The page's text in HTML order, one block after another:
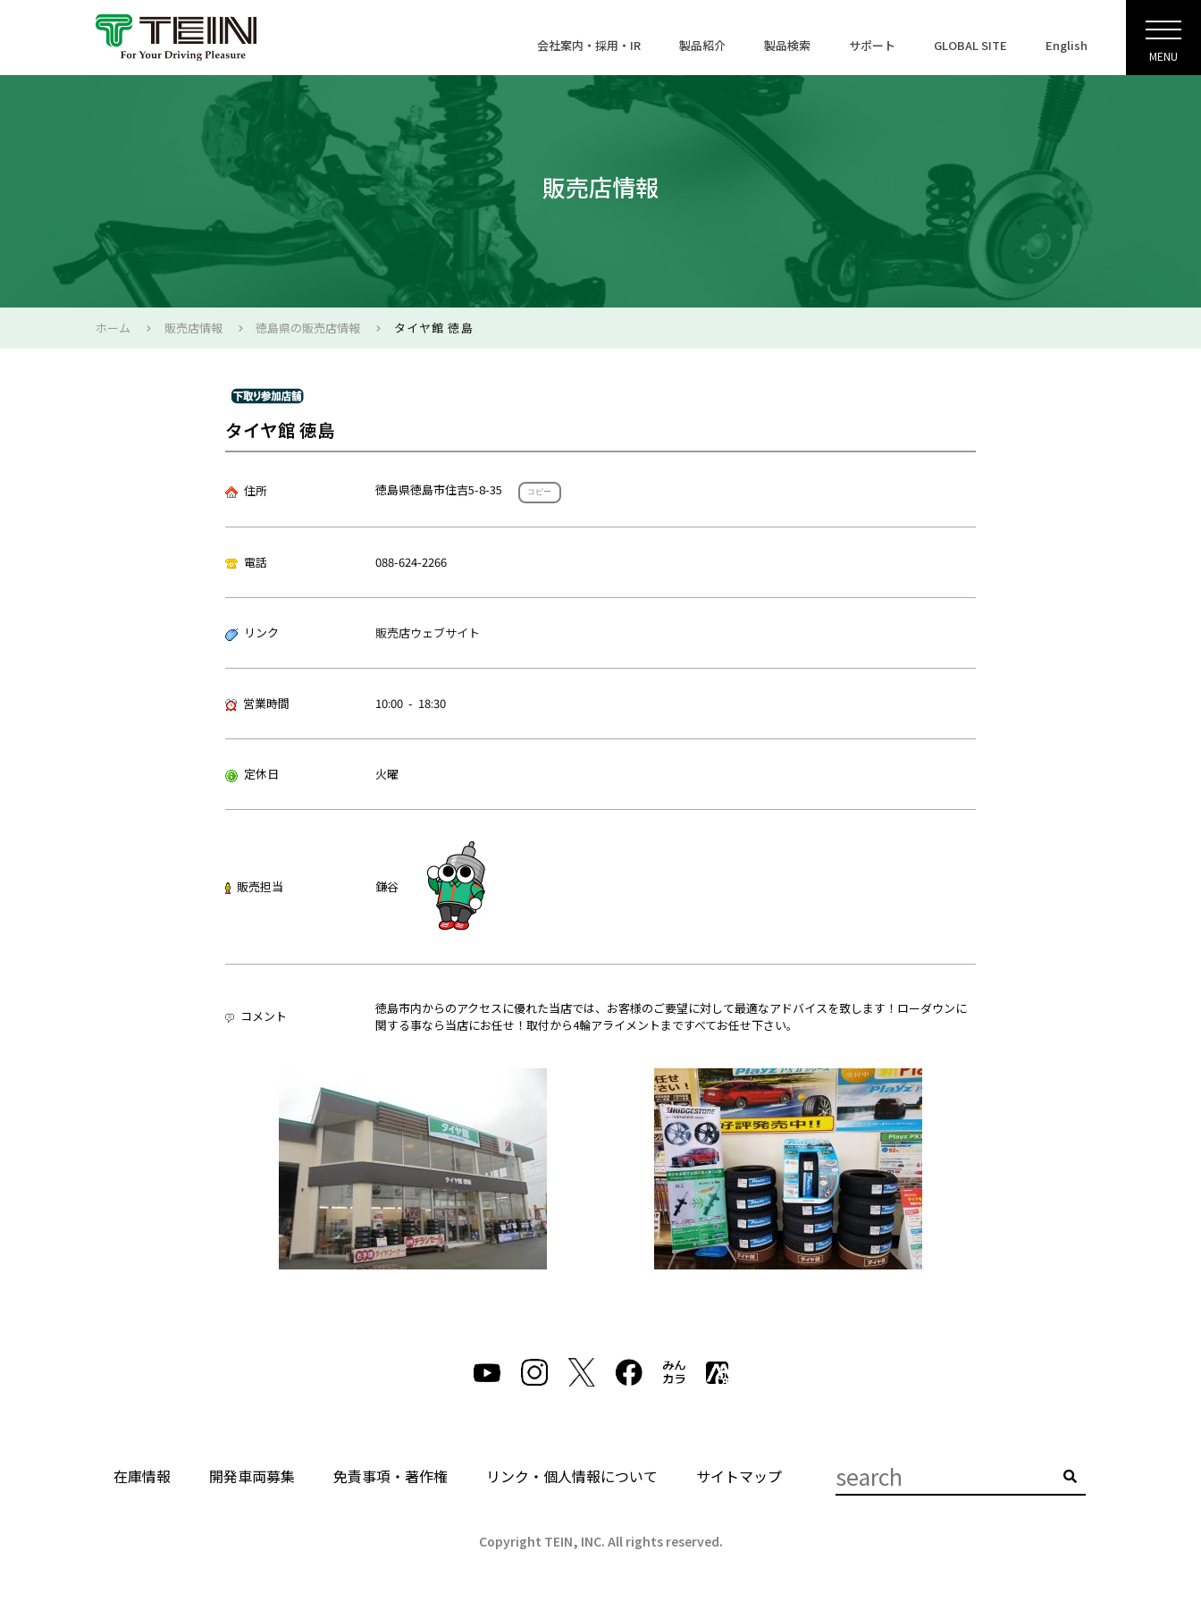
会社案内・採用・IR 製品紹介 製品検索 サポート GLOBAL SITE English
MENU
販売店情報
ホーム 販売店情報 徳島県の販売店情報 タイヤ館 徳島
タイヤ館 徳島
住所 徳島県徳島市住吉5-8-35 コピー
電話 088-624-2266
リンク 販売店ウェブサイト
営業時間 10:00 - 18:30
定休日 火曜
販売担当 鎌谷
コメント
徳島市内からのアクセスに優れた当店では、お客様のご要望に対して最適なアドバイスを致します！ローダウンに
関する事なら当店にお任せ！取付から4輪アライメントまですべてお任せ下さい。
在庫情報 開発車両募集 免責事項・著作権 リンク・個人情報について サイトマップ
Copyright TEIN, INC. All rights reserved.